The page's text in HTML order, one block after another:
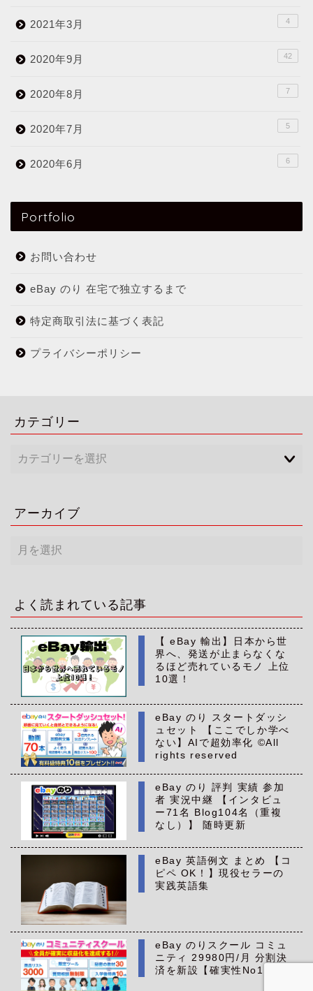
2021年3月 4
2020年9月 42
2020年8月 7
2020年7月 5
2020年6月 6
Portfolio
お問い合わせ
eBay のり 在宅で独立するまで
特定商取引法に基づく表記
プライバシーポリシー
カテゴリー
アーカイブ
ー
ブ
よく読まれている記事
【 eBay 輸出】日本から世
界へ、発送が止まらなくな
るほど売れているモノ 上位
10選！
eBay のり スタートダッシ
ュセット 【ここでしか学べ
ない】AIで超効率化 ©All
rights reserved
eBay のり 評判 実績 参加
者 実況中継 【インタビュ
ー71名 Blog104名（重複
なし）】 随時更新
eBay 英語例文 まとめ 【コ
ピペ OK！】現役セラーの
実践英語集
eBay のりスクール コミュ
ニティ 29980円/月 分割決
済を新設【確実性No1】